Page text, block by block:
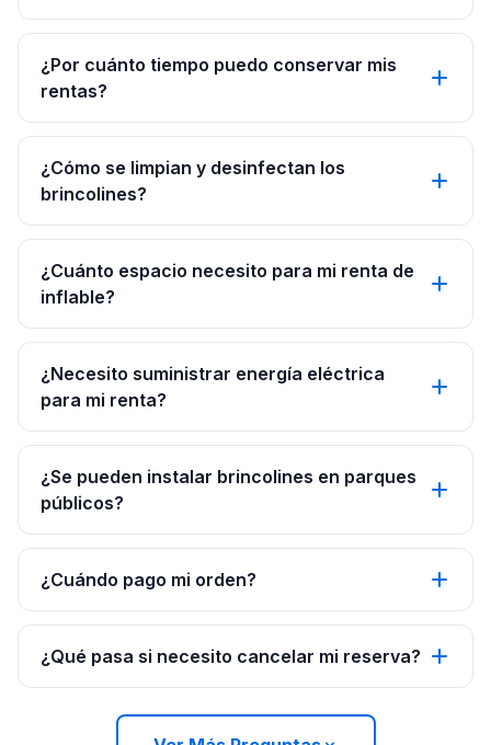
¿Por cuánto tiempo puedo conservar mis
rentas?
¿Cómo se limpian y desinfectan los
brincolines?
¿Cuánto espacio necesito para mi renta de
inflable?
¿Necesito suministrar energía eléctrica
para mi renta?
¿Se pueden instalar brincolines en parques
públicos?
¿Cuándo pago mi orden?
¿Qué pasa si necesito cancelar mi reserva?